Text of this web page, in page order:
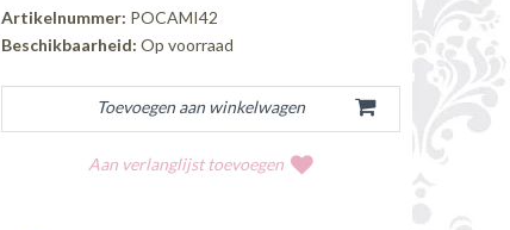
Artikelnummer: POCAMI42
Beschikbaarheid: Op voorraad
Aan verlanglijst toevoegen